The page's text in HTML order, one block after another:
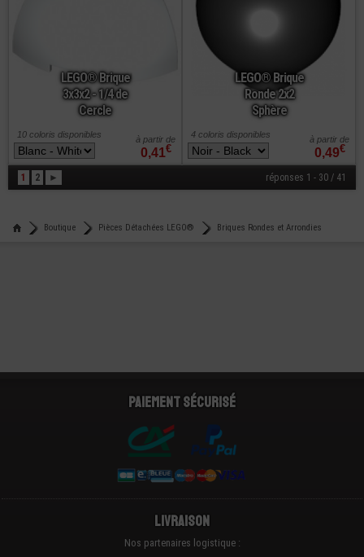
LEGO® Brique
3x3x2 - 1/4 de
Cercle
0,41€
à partir de
10 coloris disponibles
LEGO® Brique
Ronde 2x2
Sphère
0,49€
à partir de
4 coloris disponibles
1 2 ► réponses 1 - 30 / 41
Boutique Pièces Détachées LEGO® Briques Rondes et Arrondies
Paiement sécurisé
Livraison
Nos partenaires logistique :